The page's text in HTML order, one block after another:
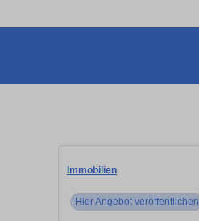
Immobilien
Hier Angebot veröffentlichen